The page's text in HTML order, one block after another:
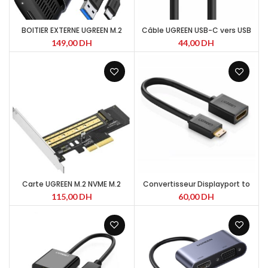
BOITIER EXTERNE UGREEN M.2
SATA TO USB 3.0 – 10903
149,00DH
Câble UGREEN USB-C vers USB
3.0 Micro B (20103)
44,00DH
Carte UGREEN M.2 NVME M.2
SATA vers PCI-E (CM302-
70504)
115,00DH
Convertisseur Displayport to
HDMI (40362)
60,00DH